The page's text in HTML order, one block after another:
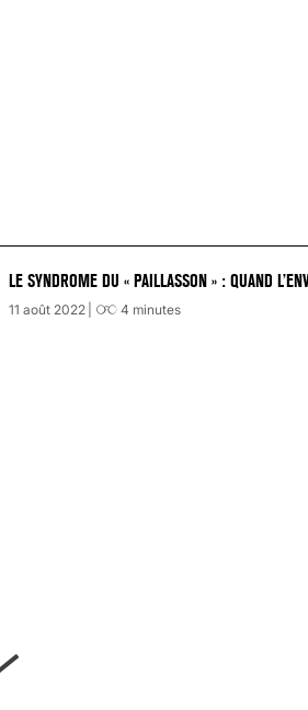
LE SYNDROME DU « PAILLASSON » : QUAND
11 août 2022 4 minutes